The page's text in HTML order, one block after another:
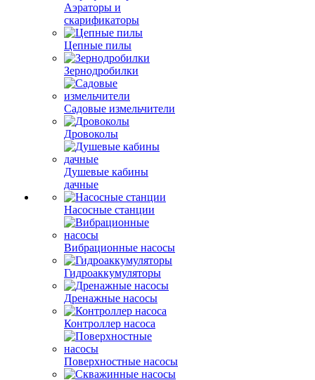
Аэраторы и
скарификаторы
Цепные пилы
Зернодробилки
Садовые измельчители
Дровоколы
Душевые кабины
дачные
Насосные станции
Вибрационные насосы
Гидроаккумуляторы
Дренажные насосы
Контроллер насоса
Поверхностные насосы